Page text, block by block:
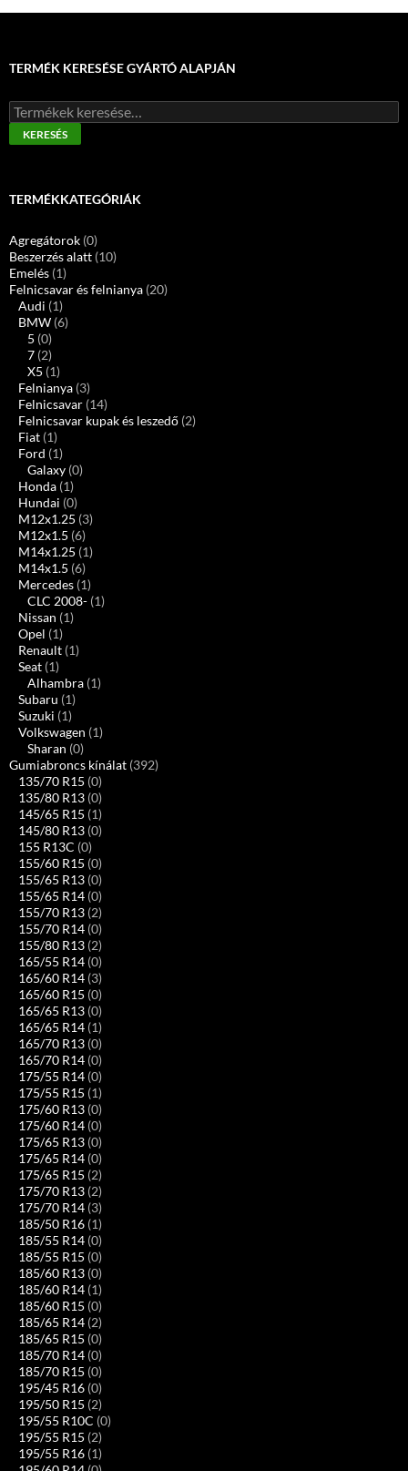
TERMÉK KERESÉSE GYÁRTÓ ALAPJÁN
Keresés
a
következőre:
KERESÉS
TERMÉKKATEGÓRIÁK
Agregátorok (0)
Beszerzés alatt (10)
Emelés (1)
Felnicsavar és felnianya (20)
Audi (1)
BMW (6)
5 (0)
7 (2)
X5 (1)
Felnianya (3)
Felnicsavar (14)
Felnicsavar kupak és leszedő (2)
Fiat (1)
Ford (1)
Galaxy (0)
Honda (1)
Hundai (0)
M12x1.25 (3)
M12x1.5 (6)
M14x1.25 (1)
M14x1.5 (6)
Mercedes (1)
CLC 2008- (1)
Nissan (1)
Opel (1)
Renault (1)
Seat (1)
Alhambra (1)
Subaru (1)
Suzuki (1)
Volkswagen (1)
Sharan (0)
Gumiabroncs kínálat (392)
135/70 R15 (0)
135/80 R13 (0)
145/65 R15 (1)
145/80 R13 (0)
155 R13C (0)
155/60 R15 (0)
155/65 R13 (0)
155/65 R14 (0)
155/70 R13 (2)
155/70 R14 (0)
155/80 R13 (2)
165/55 R14 (0)
165/60 R14 (3)
165/60 R15 (0)
165/65 R13 (0)
165/65 R14 (1)
165/70 R13 (0)
165/70 R14 (0)
175/55 R14 (0)
175/55 R15 (1)
175/60 R13 (0)
175/60 R14 (0)
175/65 R13 (0)
175/65 R14 (0)
175/65 R15 (2)
175/70 R13 (2)
175/70 R14 (3)
185/50 R16 (1)
185/55 R14 (0)
185/55 R15 (0)
185/60 R13 (0)
185/60 R14 (1)
185/60 R15 (0)
185/65 R14 (2)
185/65 R15 (0)
185/70 R14 (0)
185/70 R15 (0)
195/45 R16 (0)
195/50 R15 (2)
195/55 R10C (0)
195/55 R15 (2)
195/55 R16 (1)